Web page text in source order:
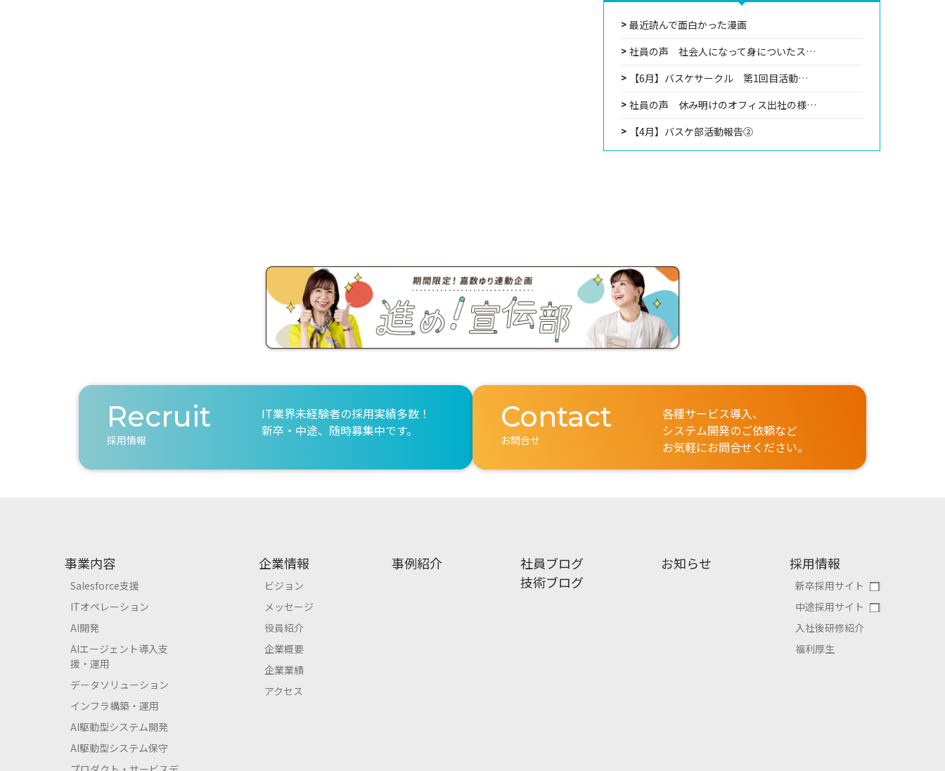
最近読んで面白かった漫画
社員の声 社会人になって身についたス…
【6月】バスケサークル 第1回目活動…
社員の声 休み明けのオフィス出社の様…
【4月】バスケ部活動報告②
Recruit
採用情報
IT業界未経験者の採用実績多数！
新卒・中途、随時募集中です。
Contact
お問合せ
各種サービス導入、
システム開発のご依頼など
お気軽にお問合せください。
事業内容
Salesforce支援
ITオペレーション
AI開発
AIエージェント導入支
援・運用
データソリューション
インフラ構築・運用
AI駆動型システム開発
AI駆動型システム保守
企業情報
ビジョン
メッセージ
役員紹介
企業概要
企業業績
アクセス
事例紹介
社員ブログ
技術ブログ
お知らせ 採用情報
新卒採用サイト
中途採用サイト
入社後研修紹介
福利厚生